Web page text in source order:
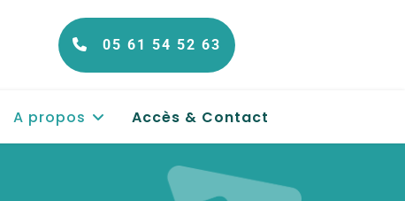
05 61 54 52 63
A propos Accès & Contact